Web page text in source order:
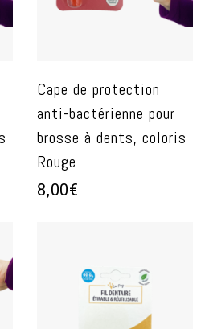
Cape de protection
anti-bactérienne pour
brosse à dents, coloris
Rouge
8,00€